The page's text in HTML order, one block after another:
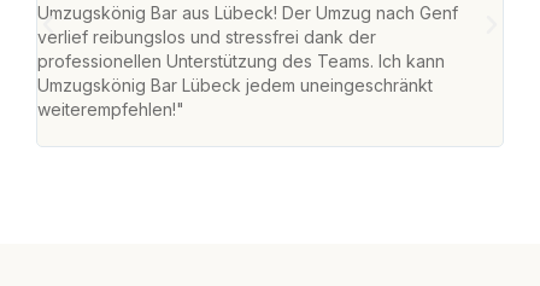
Umzugskönig Bar aus Lübeck! Der Umzug nach Genf
verlief reibungslos und stressfrei dank der
professionellen Unterstützung des Teams. Ich kann
Umzugskönig Bar Lübeck jedem uneingeschränkt
weiterempfehlen!"